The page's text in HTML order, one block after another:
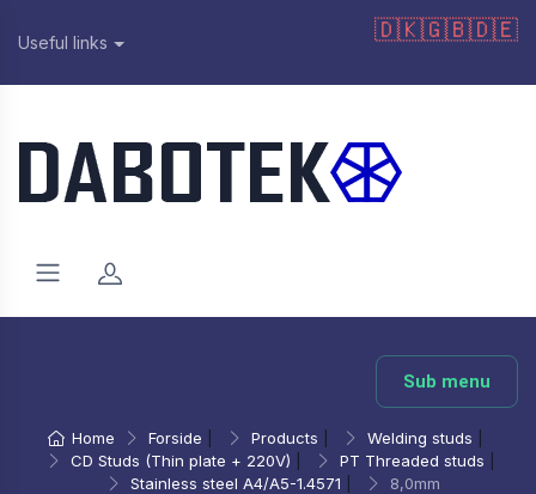
Useful links 🇩🇰🇬🇧🇩🇪
Sub menu
Home Forside Products Welding studs
CD Studs (Thin plate + 220V)
PT Threaded studs
Stainless steel A4/A5-1.4571
8,0mm